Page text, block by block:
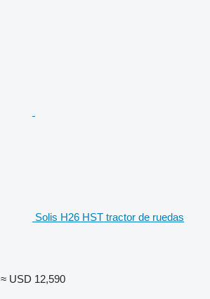
Solis H26 HST tractor de ruedas
≈ USD 12,590